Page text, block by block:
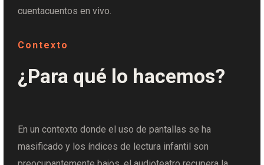
cuentacuentos en vivo.
Contexto
¿Para qué lo hacemos?
En un contexto donde el uso de pantallas se ha
masificado y los índices de lectura infantil son